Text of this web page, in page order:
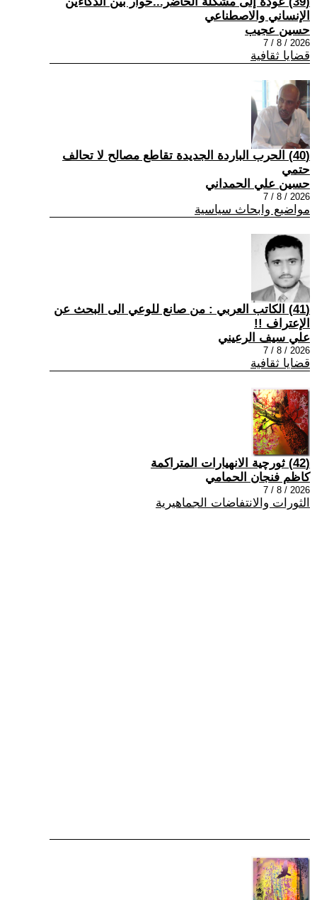
الإنساني والاصطناعي
حسين عجيب
2026 / 8 / 7
قضايا ثقافية
(40) الحرب الباردة الجديدة تقاطع مصالح لا تحالف
حتمي
حسين علي الحمداني
2026 / 8 / 7
مواضيع وابحاث سياسية
(41) الكاتب العربي : من صانع للوعي الى البحث عن
الإعتراف !!
علي سيف الرعيني
2026 / 8 / 7
قضايا ثقافية
(42) ثورچية الانهيارات المتراكمة
كاظم فنجان الحمامي
2026 / 8 / 7
الثورات والانتفاضات الجماهيرية